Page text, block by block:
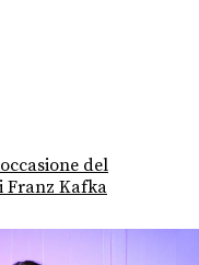
del
Franz Kafka